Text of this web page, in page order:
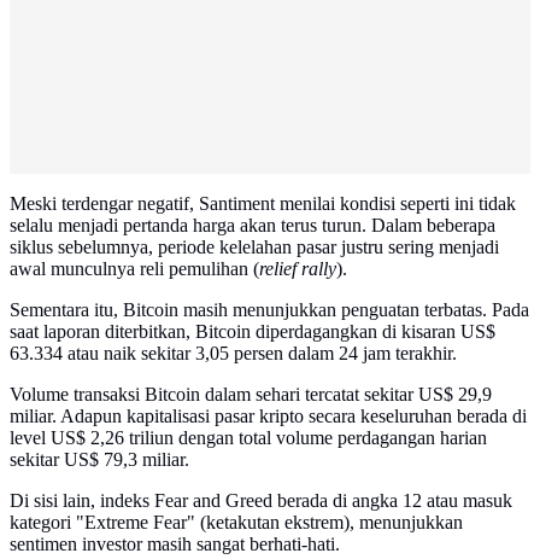
Meski terdengar negatif, Santiment menilai kondisi seperti ini tidak
selalu menjadi pertanda harga akan terus turun. Dalam beberapa
siklus sebelumnya, periode kelelahan pasar justru sering menjadi
awal munculnya reli pemulihan (relief rally).
Sementara itu, Bitcoin masih menunjukkan penguatan terbatas. Pada
saat laporan diterbitkan, Bitcoin diperdagangkan di kisaran US$
63.334 atau naik sekitar 3,05 persen dalam 24 jam terakhir.
Volume transaksi Bitcoin dalam sehari tercatat sekitar US$ 29,9
miliar. Adapun kapitalisasi pasar kripto secara keseluruhan berada di
level US$ 2,26 triliun dengan total volume perdagangan harian
sekitar US$ 79,3 miliar.
Di sisi lain, indeks Fear and Greed berada di angka 12 atau masuk
kategori "Extreme Fear" (ketakutan ekstrem), menunjukkan
sentimen investor masih sangat berhati-hati.